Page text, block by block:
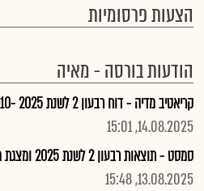
הצעות פרסומיות
הודעות בורסה - מאיה
קריאטיב מדיה - דוח רבעון 2 לשנת 2025 -FORM Q10
14.08.2025, 15:01
סמסט - תוצאות רבעון 2 לשנת 2025 ומצגת משקיעים
13.08.2025, 15:48